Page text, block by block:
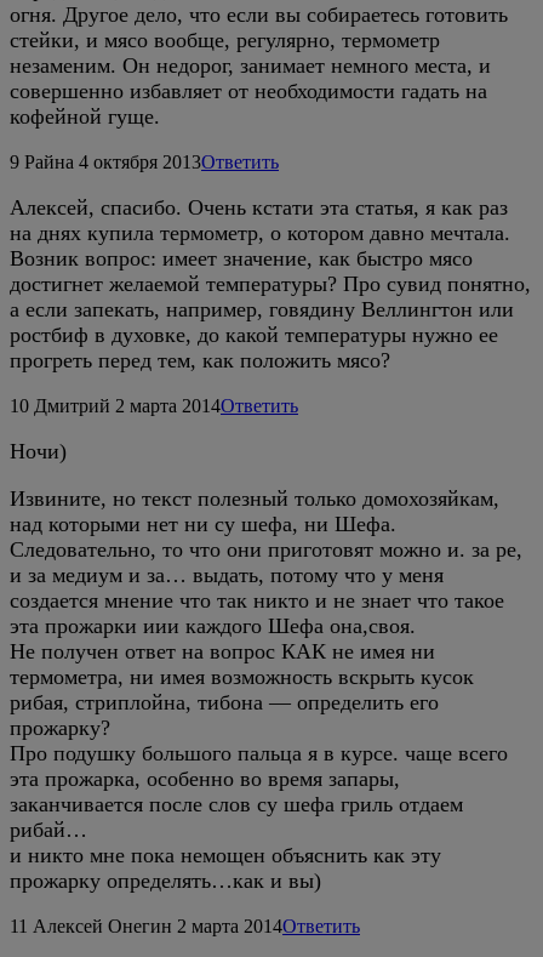
огня. Другое дело, что если вы собираетесь готовить
стейки, и мясо вообще, регулярно, термометр
незаменим. Он недорог, занимает немного места, и
совершенно избавляет от необходимости гадать на
кофейной гуще.
9 Райна 4 октября 2013Ответить
Алексей, спасибо. Очень кстати эта статья, я как раз
на днях купила термометр, о котором давно мечтала.
Возник вопрос: имеет значение, как быстро мясо
достигнет желаемой температуры? Про сувид понятно,
а если запекать, например, говядину Веллингтон или
ростбиф в духовке, до какой температуры нужно ее
прогреть перед тем, как положить мясо?
10 Дмитрий 2 марта 2014Ответить
Ночи)
Извините, но текст полезный только домохозяйкам,
над которыми нет ни су шефа, ни Шефа.
Следовательно, то что они приготовят можно и. за ре,
и за медиум и за… выдать, потому что у меня
создается мнение что так никто и не знает что такое
эта прожарки иии каждого Шефа она,своя.
Не получен ответ на вопрос КАК не имея ни
термометра, ни имея возможность вскрыть кусок
рибая, стриплойна, тибона — определить его
прожарку?
Про подушку большого пальца я в курсе. чаще всего
эта прожарка, особенно во время запары,
заканчивается после слов су шефа гриль отдаем
рибай…
и никто мне пока немощен объяснить как эту
прожарку определять…как и вы)
11 Алексей Онегин 2 марта 2014Ответить